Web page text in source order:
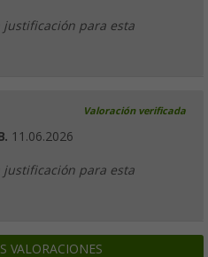
para esta
Valoración verificada
11.06.2026
para esta
VALORACIONES